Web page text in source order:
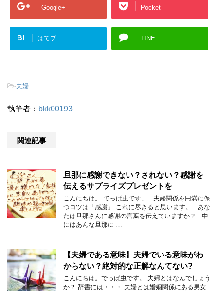
Google+ Pocket
B! はてブ LINE
-夫婦
執筆者： bkk00193
関連記事
旦那に感謝できない？されない？感謝を
伝えるサプライズプレゼントを
こんにちは。 でっぱ虫です。 夫婦関係を円満に保
つコツは「感謝」 これに尽きると思います。 あな
たは旦那さんに感謝の言葉を伝えていますか？ 中
にはあんな旦那に …
【夫婦である意味】夫婦でいる意味がわ
からない？絶対的な正解なんてない?
こんにちは。でっぱ虫です。 夫婦とはなんでしょう
か？ 辞書には・・・ 夫婦とは婚姻関係にある男女